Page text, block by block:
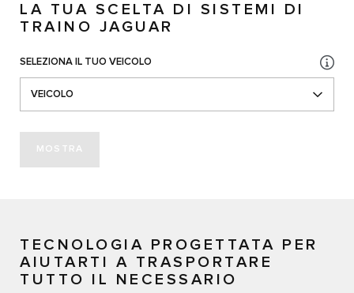
LA TUA SCELTA DI SISTEMI DI
TRAINO JAGUAR
SELEZIONA IL TUO VEICOLO
VEICOLO
MOSTRA
TECNOLOGIA PROGETTATA PER
AIUTARTI A TRASPORTARE
TUTTO IL NECESSARIO